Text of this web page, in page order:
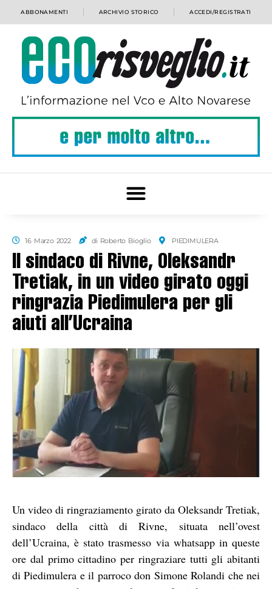
ABBONAMENTI ARCHIVIO STORICO ACCEDI/REGISTRATI
16 Marzo 2022 di Roberto Bioglio PIEDIMULERA
Il sindaco di Rivne, Oleksandr
Tretiak, in un video girato oggi
ringrazia Piedimulera per gli
aiuti all’Ucraina
Un video di ringraziamento girato da Oleksandr Tretiak,
sindaco della città di Rivne, situata nell’ovest
dell’Ucraina, è stato trasmesso via whatsapp in queste
ore dal primo cittadino per ringraziare tutti gli abitanti
di Piedimulera e il parroco don Simone Rolandi che nei